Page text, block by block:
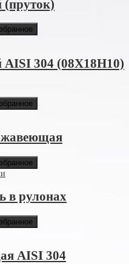
304 (08Х18Н10)
в рулонах
AISI 304